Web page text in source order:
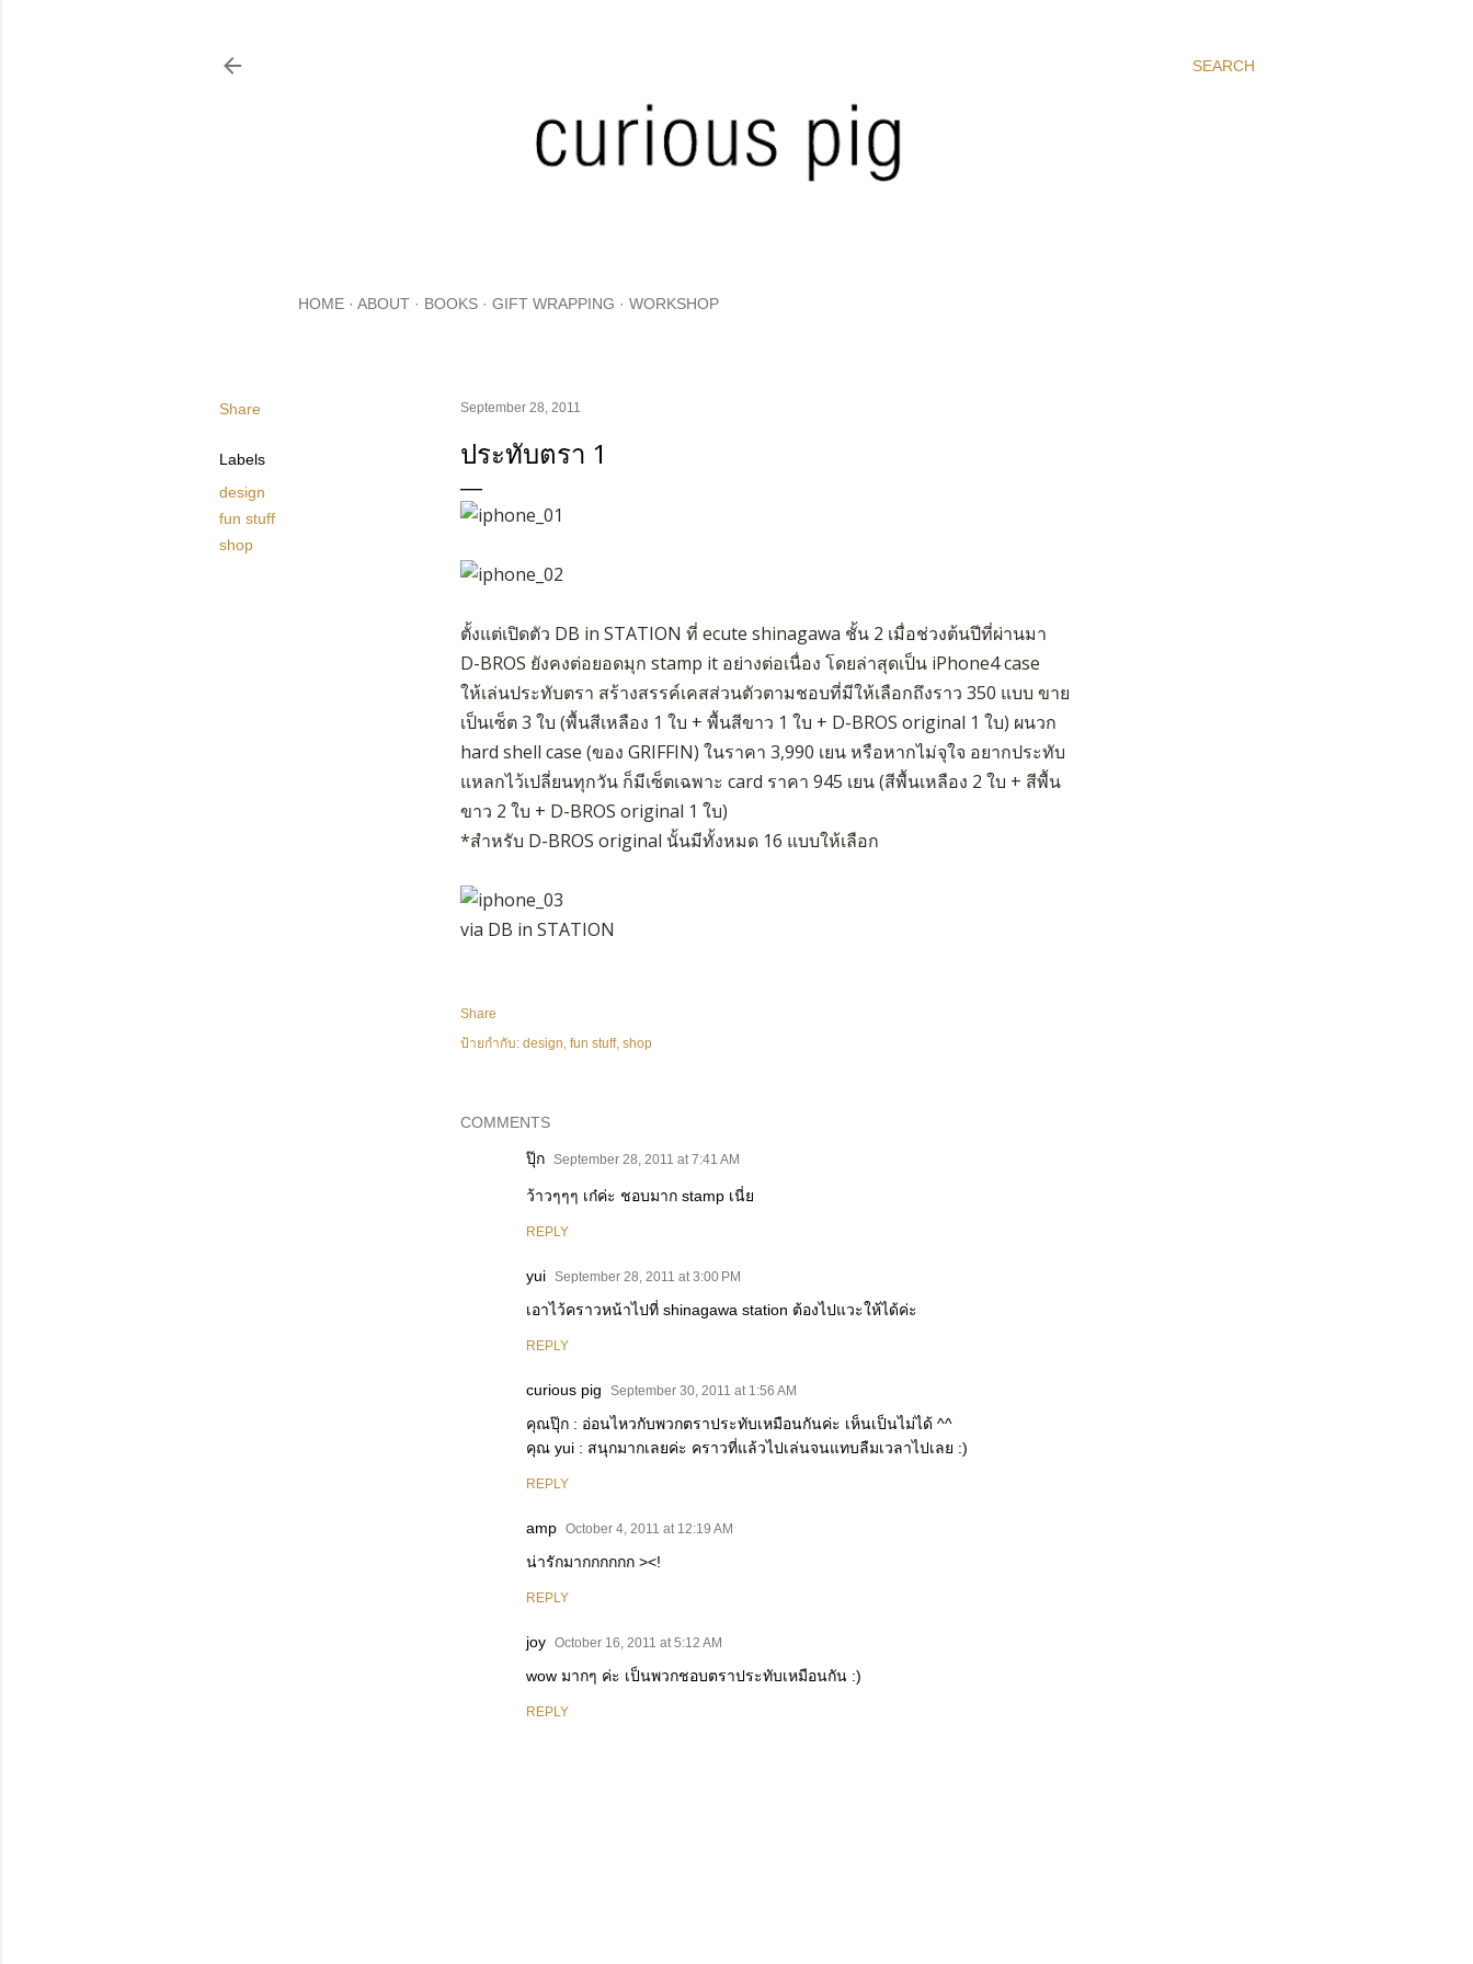
SEARCH
HOME ABOUT BOOKS GIFT WRAPPING WORKSHOP
Share
Labels
design
fun stuff
shop
September 28, 2011
ประทับตรา 1
ตั้งแต่เปิดตัว DB in STATION ที่ ecute shinagawa ชั้น 2 เมื่อช่วงต้นปีที่ผ่านมา
D-BROS ยังคงต่อยอดมุก stamp it อย่างต่อเนื่อง โดยล่าสุดเป็น iPhone4 case
ให้เล่นประทับตรา สร้างสรรค์เคสส่วนตัวตามชอบที่มีให้เลือกถึงราว 350 แบบ ขาย
เป็นเซ็ต 3 ใบ (พื้นสีเหลือง 1 ใบ + พื้นสีขาว 1 ใบ + D-BROS original 1 ใบ) ผนวก
hard shell case (ของ GRIFFIN) ในราคา 3,990 เยน หรือหากไม่จุใจ อยากประทับ
แหลกไว้เปลี่ยนทุกวัน ก็มีเซ็ตเฉพาะ card ราคา 945 เยน (สีพื้นเหลือง 2 ใบ + สีพื้น
ขาว 2 ใบ + D-BROS original 1 ใบ)
*สำหรับ D-BROS original นั้นมีทั้งหมด 16 แบบให้เลือก
via DB in STATION
Share
ป้ายกำกับ: design fun stuff shop
COMMENTS
ปุ๊ก September 28, 2011 at 7:41 AM
ว้าวๆๆๆ เก๋ค่ะ ชอบมาก stamp เนี่ย
REPLY
yui September 28, 2011 at 3:00 PM
เอาไว้คราวหน้าไปที่ shinagawa station ต้องไปแวะให้ได้ค่ะ
REPLY
curious pig September 30, 2011 at 1:56 AM
คุณปุ๊ก : อ่อนไหวกับพวกตราประทับเหมือนกันค่ะ เห็นเป็นไม่ได้ ^^
คุณ yui : สนุกมากเลยค่ะ คราวที่แล้วไปเล่นจนแทบลืมเวลาไปเลย :)
REPLY
amp October 4, 2011 at 12:19 AM
น่ารักมากกกกกก ><!
REPLY
joy October 16, 2011 at 5:12 AM
wow มากๆ ค่ะ เป็นพวกชอบตราประทับเหมือนกัน :)
REPLY